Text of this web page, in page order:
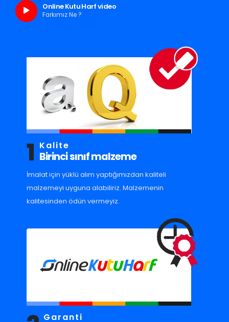
Online Kutu Harf video
Farkımız Ne ?
1 Kalite
Birinci sınıf malzeme
İmalat için yüklü alım yaptığımızdan kaliteli
malzemeyi uyguna alabiliriz. Malzemenin
kalitesinden ödün vermeyiz.
Garanti